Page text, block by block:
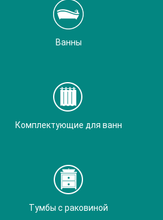
Ванны
Комплектующие для ванн
Тумбы с раковиной